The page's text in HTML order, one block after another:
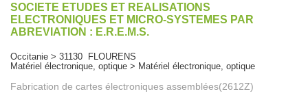
SOCIETE ETUDES ET REALISATIONS
ELECTRONIQUES ET MICRO-SYSTEMES PAR
ABREVIATION : E.R.E.M.S.
Occitanie > 31130 FLOURENS
Matériel électronique, optique > Matériel électronique, optique
Fabrication de cartes électroniques assemblées(2612Z)